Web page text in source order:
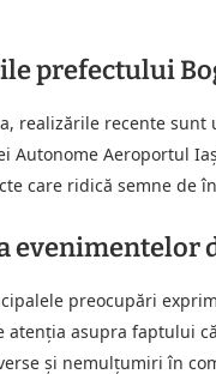
prefectului
realizările recente
Autonome Aeroportul
care ridică semne de
evenimentelor
preocupări
atenția asupra faptului
și nemulțumiri în